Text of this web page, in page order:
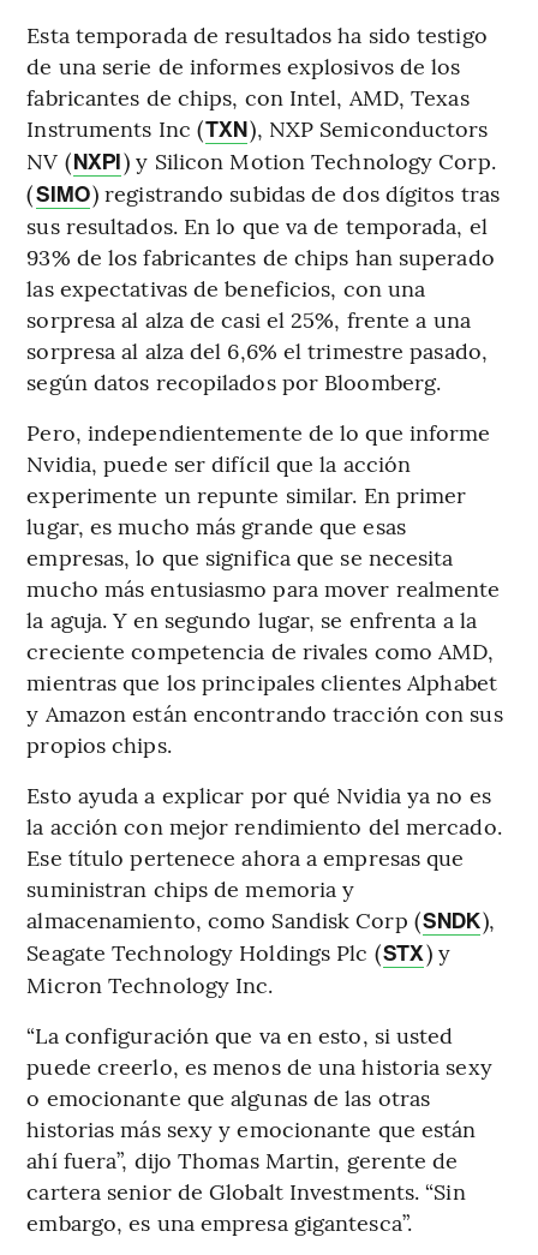
Esta temporada de resultados ha sido testigo
de una serie de informes explosivos de los
fabricantes de chips, con Intel, AMD, Texas
Instruments Inc (TXN), NXP Semiconductors
NV (NXPI) y Silicon Motion Technology Corp.
(SIMO) registrando subidas de dos dígitos tras
sus resultados. En lo que va de temporada, el
93% de los fabricantes de chips han superado
las expectativas de beneficios, con una
sorpresa al alza de casi el 25%, frente a una
sorpresa al alza del 6,6% el trimestre pasado,
según datos recopilados por Bloomberg.
Pero, independientemente de lo que informe
Nvidia, puede ser difícil que la acción
experimente un repunte similar. En primer
lugar, es mucho más grande que esas
empresas, lo que significa que se necesita
mucho más entusiasmo para mover realmente
la aguja. Y en segundo lugar, se enfrenta a la
creciente competencia de rivales como AMD,
mientras que los principales clientes Alphabet
y Amazon están encontrando tracción con sus
propios chips.
Esto ayuda a explicar por qué Nvidia ya no es
la acción con mejor rendimiento del mercado.
Ese título pertenece ahora a empresas que
suministran chips de memoria y
almacenamiento, como Sandisk Corp (SNDK),
Seagate Technology Holdings Plc (STX) y
Micron Technology Inc.
“La configuración que va en esto, si usted
puede creerlo, es menos de una historia sexy
o emocionante que algunas de las otras
historias más sexy y emocionante que están
ahí fuera”, dijo Thomas Martin, gerente de
cartera senior de Globalt Investments. “Sin
embargo, es una empresa gigantesca”.